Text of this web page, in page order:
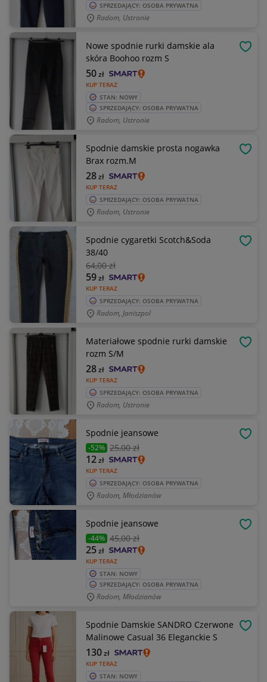
SPRZEDAJĄCY: OSOBA PRYWATNA
Radom, Ustronie
Nowe spodnie rurki damskie ala
skóra Boohoo rozm S
KUP TERAZ
50zł
STAN: NOWY
SPRZEDAJĄCY: OSOBA PRYWATNA
Radom, Ustronie
Spodnie damskie prosta nogawka
Brax rozm.M
KUP TERAZ
28zł
SPRZEDAJĄCY: OSOBA PRYWATNA
Radom, Ustronie
Spodnie cygaretki Scotch&Soda
38/40
64,00 zł
KUP TERAZ
59zł
SPRZEDAJĄCY: OSOBA PRYWATNA
Radom, Janiszpol
Materiałowe spodnie rurki damskie
rozm S/M
KUP TERAZ
28zł
SPRZEDAJĄCY: OSOBA PRYWATNA
Radom, Ustronie
Spodnie jeansowe
-52% 25,00 zł
KUP TERAZ
12zł
SPRZEDAJĄCY: OSOBA PRYWATNA
Radom, Młodzianów
Spodnie jeansowe
-44% 45,00 zł
KUP TERAZ
25zł
STAN: NOWY
SPRZEDAJĄCY: OSOBA PRYWATNA
Radom, Młodzianów
Spodnie Damskie SANDRO Czerwone
Malinowe Casual 36 Eleganckie S
KUP TERAZ
130zł
STAN: NOWY